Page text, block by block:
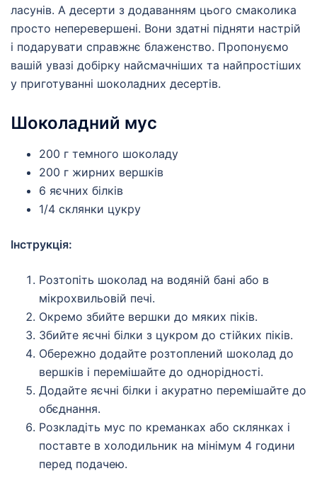
ласунів. А десерти з додаванням цього смаколика
просто неперевершені. Вони здатні підняти настрій
і подарувати справжнє блаженство. Пропонуємо
вашій увазі добірку найсмачніших та найпростіших
у приготуванні шоколадних десертів.
Шоколадний мус
200 г темного шоколаду
200 г жирних вершків
6 яєчних білків
1/4 склянки цукру
Інструкція:
Розтопіть шоколад на водяній бані або в
мікрохвильовій печі.
Окремо збийте вершки до мяких піків.
Збийте яєчні білки з цукром до стійких піків.
Обережно додайте розтоплений шоколад до
вершків і перемішайте до однорідності.
Додайте яєчні білки і акуратно перемішайте до
обєднання.
Розкладіть мус по креманках або склянках і
поставте в холодильник на мінімум 4 години
перед подачею.